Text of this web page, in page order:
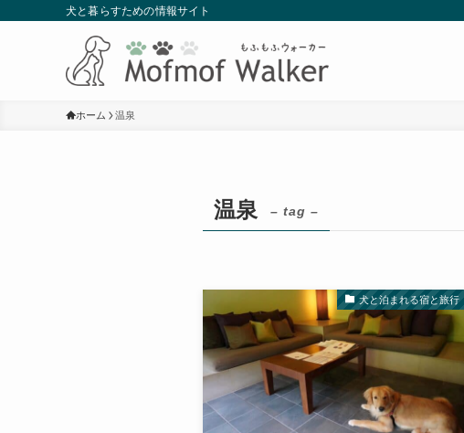
犬と暮らすための情報サイト
ホーム 温泉
温泉 – tag –
犬と泊まれる宿と旅行